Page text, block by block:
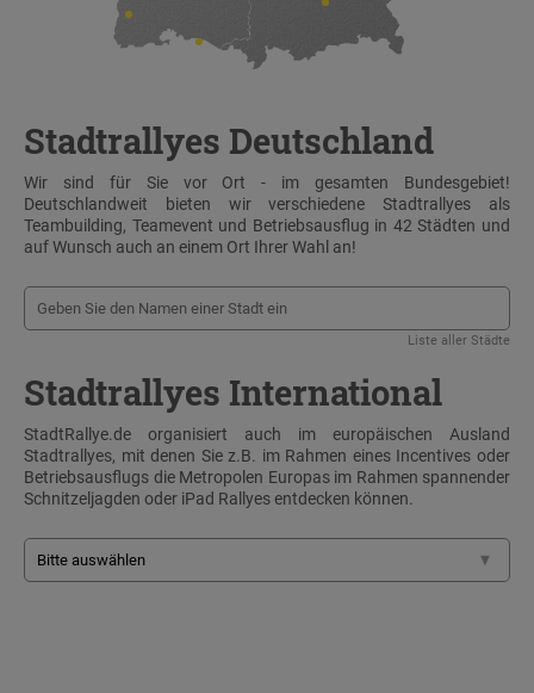
Stadtrallyes Deutschland
Wir sind für Sie vor Ort - im gesamten Bundesgebiet!
Deutschlandweit bieten wir verschiedene Stadtrallyes als
Teambuilding, Teamevent und Betriebsausflug in 42 Städten und
auf Wunsch auch an einem Ort Ihrer Wahl an!
Liste aller Städte
Stadtrallyes International
StadtRallye.de organisiert auch im europäischen Ausland
Stadtrallyes, mit denen Sie z.B. im Rahmen eines Incentives oder
Betriebsausflugs die Metropolen Europas im Rahmen spannender
Schnitzeljagden oder iPad Rallyes entdecken können.